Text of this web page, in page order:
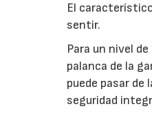
El
sentir.
Para un nivel
palanca de la
puede pasar de
seguridad